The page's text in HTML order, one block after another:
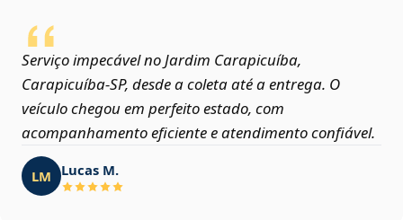
Serviço impecável no Jardim Carapicuíba,
Carapicuíba‑SP, desde a coleta até a entrega. O
veículo chegou em perfeito estado, com
acompanhamento eficiente e atendimento confiável.
LM Lucas M.